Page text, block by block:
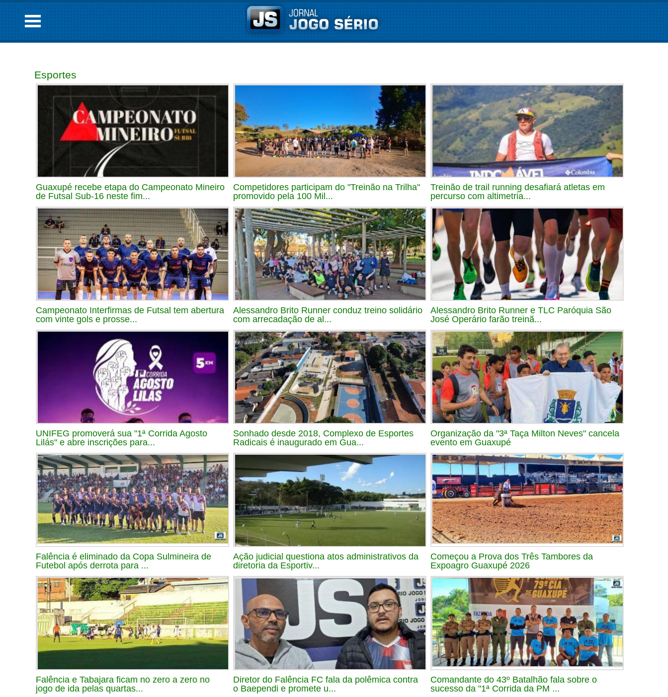
Esportes
Guaxupé recebe etapa do Campeonato Mineiro
de Futsal Sub-16 neste fim...
Competidores participam do "Treinão na Trilha"
promovido pela 100 Mil...
Treinão de trail running desafiará atletas em
percurso com altimetria...
Campeonato Interfirmas de Futsal tem abertura
com vinte gols e prosse...
Alessandro Brito Runner conduz treino solidário
com arrecadação de al...
Alessandro Brito Runner e TLC Paróquia São
José Operário farão treinã...
UNIFEG promoverá sua "1ª Corrida Agosto
Lilás" e abre inscrições para...
Sonhado desde 2018, Complexo de Esportes
Radicais é inaugurado em Gua...
Organização da "3ª Taça Milton Neves" cancela
evento em Guaxupé
Falência é eliminado da Copa Sulmineira de
Futebol após derrota para ...
Ação judicial questiona atos administrativos da
diretoria da Esportiv...
Começou a Prova dos Três Tambores da
Expoagro Guaxupé 2026
Falência e Tabajara ficam no zero a zero no
jogo de ida pelas quartas...
Diretor do Falência FC fala da polêmica contra
o Baependi e promete u...
Comandante do 43º Batalhão fala sobre o
sucesso da "1ª Corrida da PM ...